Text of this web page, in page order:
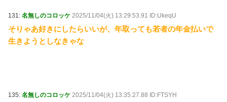
131: 名無しのコロッケ 2025/11/04(火) 13:29:53.91 ID:UkeqU
そりゃあ好きにしたらいいが、年取っても若者の年金払いで
生きようとしなきゃな
135: 名無しのコロッケ 2025/11/04(火) 13:35:27.88 ID:FTSYH